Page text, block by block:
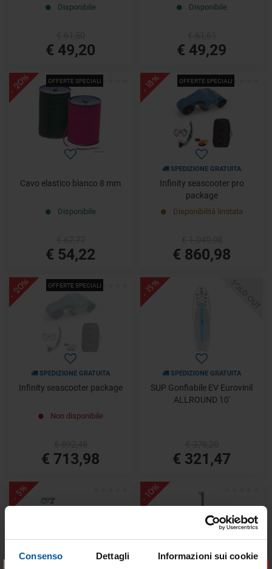
Consenso Dettagli Informazioni sui cookie
Disponibile
€ 49,20
Disponibile
€ 49,29
OFFERTE SPECIALI
- 20%
Cavo elastico bianco 8 mm
Disponibile
€ 54,22
OFFERTE SPECIALI
- 18%
SPEDIZIONE GRATUITA
Infinity seascooter pro
package
Disponibilità limitata
€ 860,98
OFFERTE SPECIALI
- 20%
SPEDIZIONE GRATUITA
Infinity seascooter package
Non disponibile
€ 713,98
- 15% SOLD OUT
SPEDIZIONE GRATUITA
SUP Gonfiabile EV Eurovinil
ALLROUND 10'
€ 321,47
- 5% - 10%